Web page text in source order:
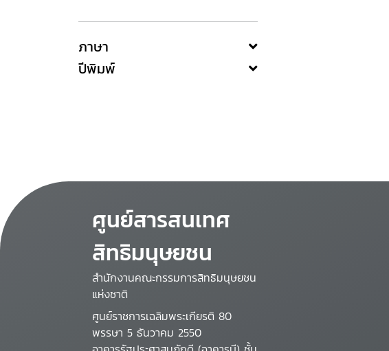
ภาษา
ปีพิมพ์
ศูนย์สารสนเทศ
สิทธิมนุษยชน
สำนักงานคณะกรรมการสิทธิมนุษยชน
แห่งชาติ
ศูนย์ราชการเฉลิมพระเกียรติ 80
พรรษา 5 ธันวาคม 2550